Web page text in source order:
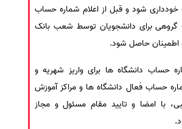
خودداری شود و قبل از اعلام شماره حساب
برای دانشجویان توسط شعب بانک
اطمینان حاصل شود.
دانشگاه ها برای واریز شهریه و
حساب فعال دانشگاه ها و مراکز آموزش
با امضا و تایید مقام مسئول و مجاز